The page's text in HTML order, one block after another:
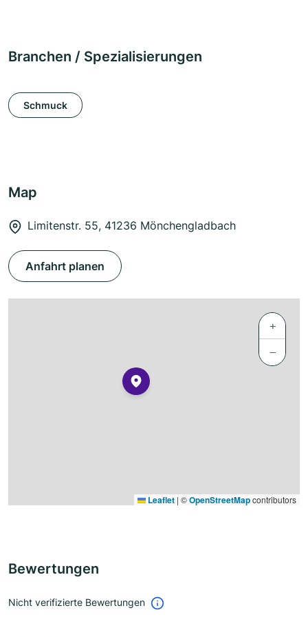
Branchen / Spezialisierungen
Schmuck
Map
Limitenstr. 55, 41236 Mönchengladbach
Anfahrt planen
+
−
Leaflet | ©OpenStreetMapcontributors
Bewertungen
Nicht verifizierte Bewertungen